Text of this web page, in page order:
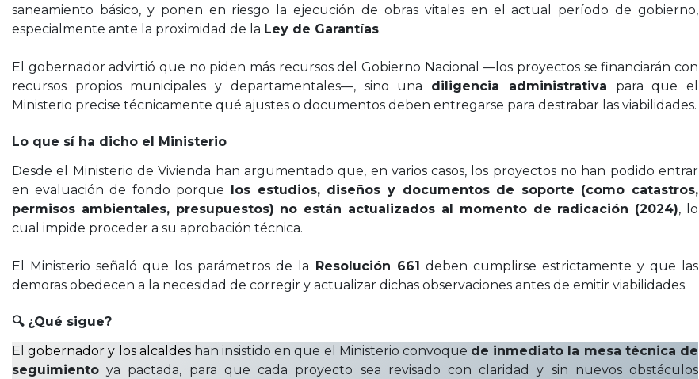
saneamiento básico, y ponen en riesgo la ejecución de obras vitales en el actual período de gobierno,
especialmente ante la proximidad de la Ley de Garantías.
El gobernador advirtió que no piden más recursos del Gobierno Nacional —los proyectos se financiarán con
recursos propios municipales y departamentales—, sino una diligencia administrativa para que el
Ministerio precise técnicamente qué ajustes o documentos deben entregarse para destrabar las viabilidades.
Lo que sí ha dicho el Ministerio
Desde el Ministerio de Vivienda han argumentado que, en varios casos, los proyectos no han podido entrar
en evaluación de fondo porque
los estudios, diseños y documentos de soporte (como catastros,
permisos ambientales, presupuestos) no están actualizados al momento de radicación (2024), lo
cual impide proceder a su aprobación técnica.
El Ministerio señaló que los parámetros de la Resolución 661 deben cumplirse estrictamente y que las
demoras obedecen a la necesidad de corregir y actualizar dichas observaciones antes de emitir viabilidades.
🔍 ¿Qué sigue?
Elgobernador y los alcaldeshan insistido en que el Ministerio convoque de inmediato la mesa técnica de
seguimiento ya pactada, para que cada proyecto sea revisado con claridad y sin nuevos obstáculos